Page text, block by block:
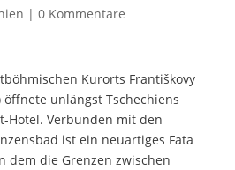
| 0 Kommentare
Kurorts Františkovy
öffnete unlängst Tschechiens
Hotel. Verbunden mit den
ist ein neuartiges Fata
dem die Grenzen zwischen